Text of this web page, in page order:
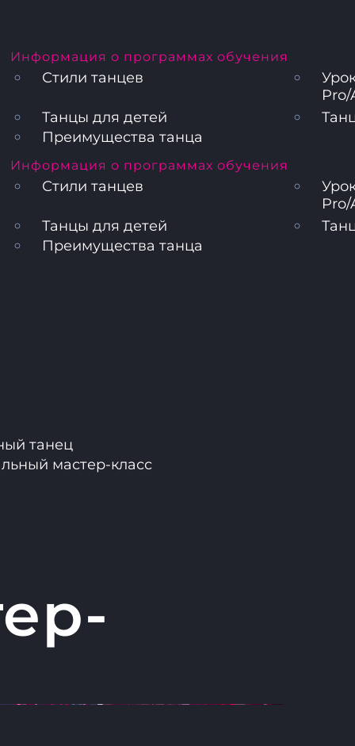
Информация о программах обучения
Стили танцев
Танцы для детей
Преимущества танца
Информация о программах обучения
Стили танцев
Танцы для детей
Преимущества танца
танец
мастер-класс